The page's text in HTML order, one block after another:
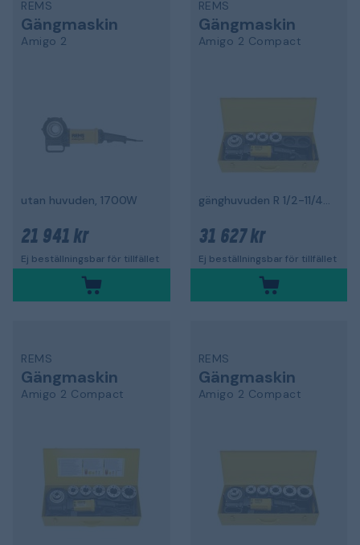
REMS
Gängmaskin
Amigo 2
utan huvuden, 1700W
21 941 kr
Ej beställningsbar för tillfället
REMS
Gängmaskin
Amigo 2 Compact
gänghuvuden R 1/2-11/4", 1200 W
31 627 kr
Ej beställningsbar för tillfället
REMS
Gängmaskin
Amigo 2 Compact
REMS
Gängmaskin
Amigo 2 Compact